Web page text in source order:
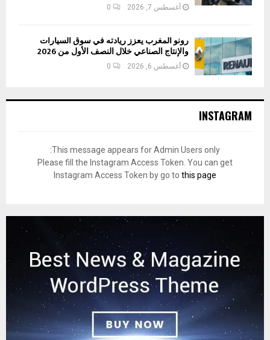
أغسطس 7, 2026 0
رونو المغرب يعزز ريادته في سوق السيارات
والإنتاج الصناعي خلال النصف الأول من 2026
أغسطس 6, 2026 0
INSTAGRAM
This message appears for Admin Users only:
Please fill the Instagram Access Token. You can get
Instagram Access Token by go to this page